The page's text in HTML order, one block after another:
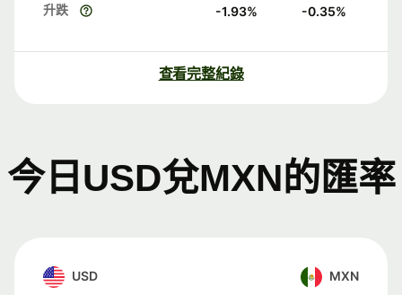
升跌 -1.93% -0.35%
查看完整紀錄
今日USD兌MXN的匯率
USD MXN